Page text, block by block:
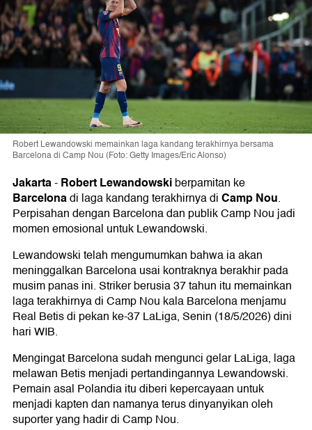
Robert Lewandowski memainkan laga kandang terakhirnya bersama
Barcelona di Camp Nou (Foto: Getty Images/Eric Alonso)
Jakarta-Robert Lewandowskiberpamitan ke
Barcelonadi laga kandang terakhirnya diCamp Nou.
Perpisahan dengan Barcelona dan publik Camp Nou jadi
momen emosional untuk Lewandowski.
Lewandowski telah mengumumkan bahwa ia akan
meninggalkan Barcelona usai kontraknya berakhir pada
musim panas ini. Striker berusia 37 tahun itu memainkan
laga terakhirnya di Camp Nou kala Barcelona menjamu
Real Betis di pekan ke-37 LaLiga, Senin (18/5/2026) dini
hari WIB.
Mengingat Barcelona sudah mengunci gelar LaLiga, laga
melawan Betis menjadi pertandingannya Lewandowski.
Pemain asal Polandia itu diberi kepercayaan untuk
menjadi kapten dan namanya terus dinyanyikan oleh
suporter yang hadir di Camp Nou.